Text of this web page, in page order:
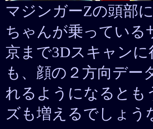
マジンガーZの頭部
ちゃんが乗っている
京まで3Dスキャン
も、顔の２方向デー
れるようになるとも
ズも増えるでしょう